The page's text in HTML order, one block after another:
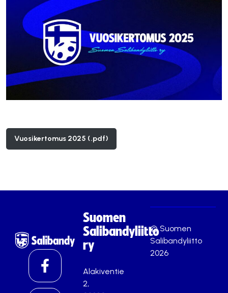
Vuosikertomus 2025 (.pdf)
Suomen
Salibandyliitto
ry
Alakiventie
2,
© Suomen
Salibandyliitto
2026